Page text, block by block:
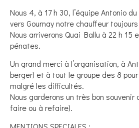
Nous 4, à 17 h 30, l’équipe Antonio
vers Gournay notre chauffeur
Nous arriverons Quai Ballu à 22 h 15
pénates.
Un grand merci à l’organisation, à
berger) et à tout le groupe des 8
malgré les difficultés.
Nous garderons un très bon
faire ou à refaire).